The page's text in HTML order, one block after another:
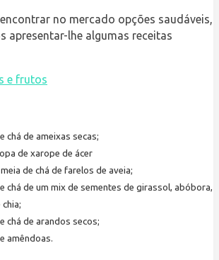
no mercado opções saudáveis,
apresentar-lhe algumas receitas
e frutos
chá de ameixas secas;
de xarope de ácer
de chá de farelos de aveia;
chá de um mix de sementes de girassol, abóbora,
chá de arandos secos;
amêndoas.